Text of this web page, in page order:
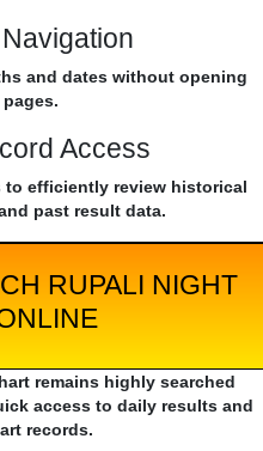
and dates without opening
Access
to efficiently review historical
past result data.
RUPALI NIGHT
remains highly searched
access to daily results and
records.